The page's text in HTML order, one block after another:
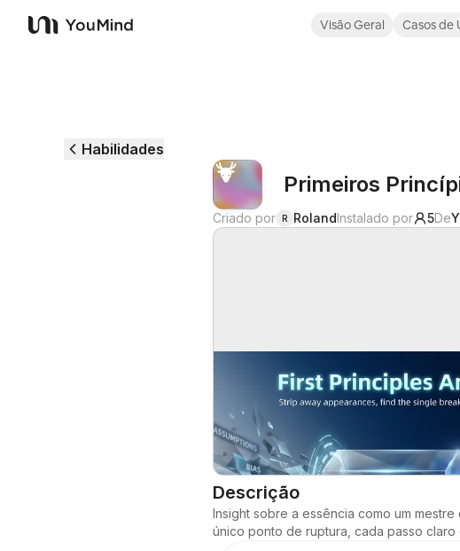
YouMind
Visão Geral Casos de
Habilidades
Primeiros
Criado por R RolandInstalado por 5De
Descrição
Insight sobre a essência como um
único ponto de ruptura, cada passo claro